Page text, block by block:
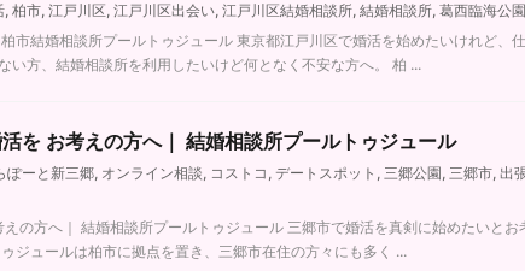
, 柏市, 江戸川区, 江戸川区出会い, 江戸川区結婚相談所, 結婚相談所, 葛西臨海公園
市結婚相談所プールトゥジュール 東京都江戸川区で婚活を始めたいけれど、
い方、結婚相談所を利用したいけど何となく不安な方へ。 柏 ...
を お考えの方へ｜ 結婚相談所プールトゥジュール
ぽーと新三郷, オンライン相談, コストコ , デートスポット , 三郷公園, 三郷市, 出
の方へ｜ 結婚相談所プールトゥジュール 三郷市で婚活を真剣に始めたいとお
ジュールは柏市に拠点を置き、三郷市在住の方々にも多く ...